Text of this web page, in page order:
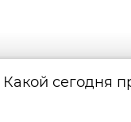
Какой сегодня